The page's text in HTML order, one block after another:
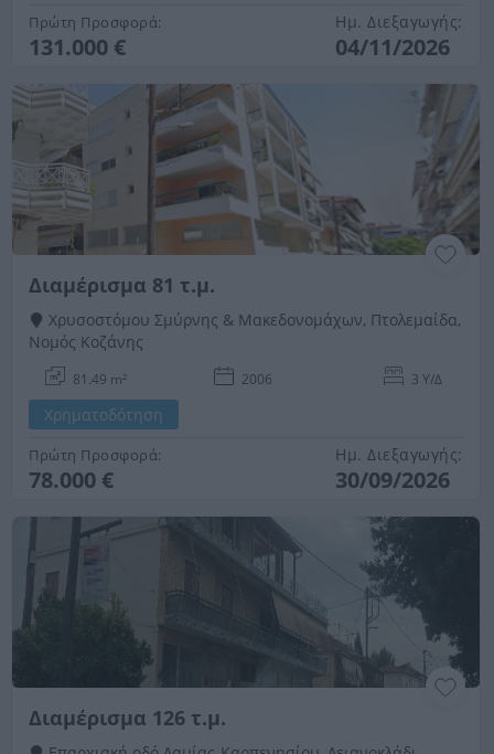
Πρώτη Προσφορά:
131.000 €
Ημ. Διεξαγωγής:
04/11/2026
Διαμέρισμα 81 τ.μ.
Χρυσοστόμου Σμύρνης & Μακεδονομάχων, Πτολεμαίδα,
Νομός Κοζάνης
81.49 m² 2006 3 Υ/Δ
Χρηματοδότηση
Πρώτη Προσφορά:
78.000 €
Ημ. Διεξαγωγής:
30/09/2026
Διαμέρισμα 126 τ.μ.